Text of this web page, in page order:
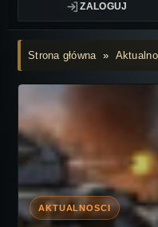
ZALOGUJ
Strona główna»